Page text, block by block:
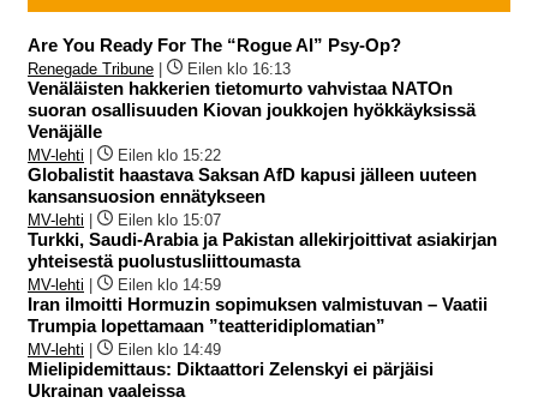
Are You Ready For The “Rogue AI” Psy-Op?
Renegade Tribune Eilen klo 16:13
Venäläisten hakkerien tietomurto vahvistaa NATOn
suoran osallisuuden Kiovan joukkojen hyökkäyksissä
Venäjälle
MV-lehti Eilen klo 15:22
Globalistit haastava Saksan AfD kapusi jälleen uuteen
kansansuosion ennätykseen
MV-lehti Eilen klo 15:07
Turkki, Saudi-Arabia ja Pakistan allekirjoittivat asiakirjan
yhteisestä puolustusliittoumasta
MV-lehti Eilen klo 14:59
Iran ilmoitti Hormuzin sopimuksen valmistuvan – Vaatii
Trumpia lopettamaan ”teatteridiplomatian”
MV-lehti Eilen klo 14:49
Mielipidemittaus: Diktaattori Zelenskyi ei pärjäisi
Ukrainan vaaleissa